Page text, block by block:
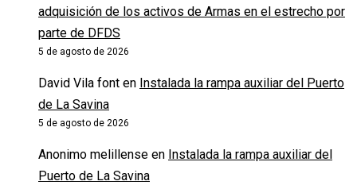
adquisición de los activos de Armas en el estrecho por
parte de DFDS
5 de agosto de 2026
David Vila font en Instalada la rampa auxiliar del Puerto
de La Savina
5 de agosto de 2026
Anonimo melillense en Instalada la rampa auxiliar del
Puerto de La Savina